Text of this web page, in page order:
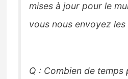
mises à jour pour le
vous nous envoyez
Q : Combien de temps